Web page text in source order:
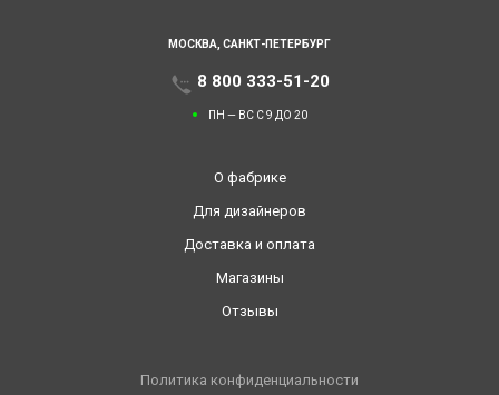
МОСКВА, САНКТ-ПЕТЕРБУРГ
8 800 333-51-20
ПН — ВС С 9 ДО 20
О фабрике
Для дизайнеров
Доставка и оплата
Магазины
Отзывы
Политика конфиденциальности